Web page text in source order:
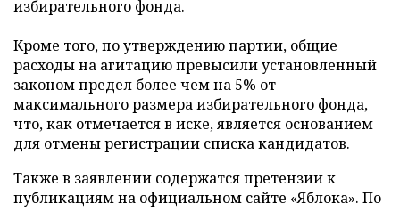
избирательного фонда.
Кроме того, по утверждению партии, общие
расходы на агитацию превысили установленный
законом предел более чем на 5% от
максимального размера избирательного фонда,
что, как отмечается в иске, является основанием
для отмены регистрации списка кандидатов.
Также в заявлении содержатся претензии к
публикациям на официальном сайте «Яблока». По